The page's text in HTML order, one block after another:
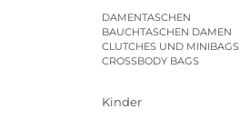
DAMENTASCHEN
BAUCHTASCHEN DAMEN
CLUTCHES UND MINIBAGS
CROSSBODY BAGS
Kinder